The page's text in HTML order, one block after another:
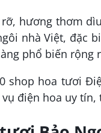
hương thơm
nhà Việt, đặc
phổ biến rộng
shop hoa tươi
điện hoa uy tín,